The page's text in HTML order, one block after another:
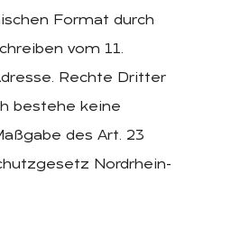
Format durch
vom 11.
Rechte Dritter
bestehe keine
des Art. 23
Nordrhein-